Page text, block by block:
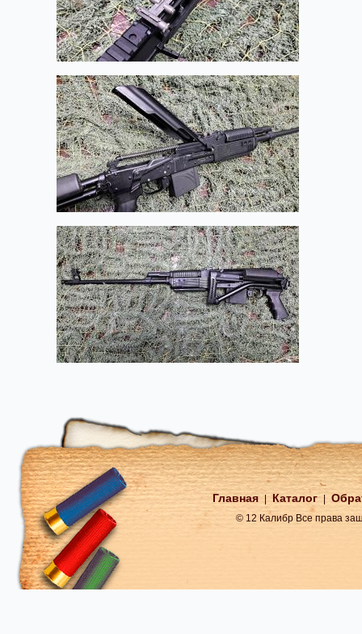
Главная Каталог
© 12 Калибр Все права